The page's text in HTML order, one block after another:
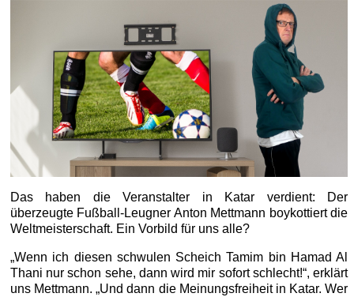
Das haben die Veranstalter in Katar verdient: Der
überzeugte Fußball-Leugner Anton Mettmann boykottiert die
Weltmeisterschaft. Ein Vorbild für uns alle?
„Wenn ich diesen schwulen Scheich Tamim bin Hamad Al
Thani nur schon sehe, dann wird mir sofort schlecht!“, erklärt
uns Mettmann. „Und dann die Meinungsfreiheit in Katar. Wer